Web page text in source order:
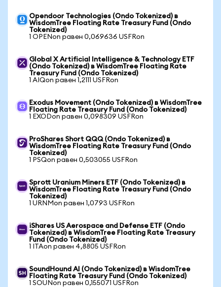
Opendoor Technologies (Ondo Tokenized) в
WisdomTree Floating Rate Treasury Fund (Ondo
Tokenized)
1 OPENon равен 0,069636 USFRon
Global X Artificial Intelligence & Technology ETF
(Ondo Tokenized) в WisdomTree Floating Rate
Treasury Fund (Ondo Tokenized)
1 AIQon равен 1,2111 USFRon
Exodus Movement (Ondo Tokenized) в WisdomTree
Floating Rate Treasury Fund (Ondo Tokenized)
1 EXODon равен 0,098309 USFRon
ProShares Short QQQ (Ondo Tokenized) в
WisdomTree Floating Rate Treasury Fund (Ondo
Tokenized)
1 PSQon равен 0,503055 USFRon
Sprott Uranium Miners ETF (Ondo Tokenized) в
WisdomTree Floating Rate Treasury Fund (Ondo
Tokenized)
1 URNMon равен 1,0793 USFRon
iShares US Aerospace and Defense ETF (Ondo
Tokenized) в WisdomTree Floating Rate Treasury
Fund (Ondo Tokenized)
1 ITAon равен 4,8805 USFRon
SoundHound AI (Ondo Tokenized) в WisdomTree
Floating Rate Treasury Fund (Ondo Tokenized)
1 SOUNon равен 0,155071 USFRon